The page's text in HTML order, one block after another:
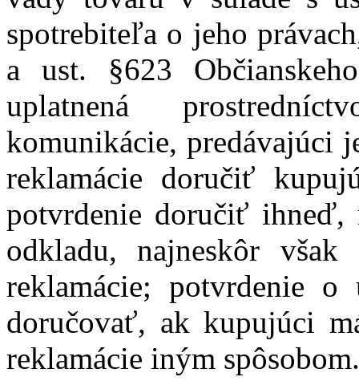
spotrebiteľa o jeho
a ust. §623
uplatnená
komunikácie, predávajúci
reklamácie doručiť
potvrdenie doručiť ihneď,
odkladu, najneskôr
reklamácie; potvrdenie o
doručovať, ak kupujúci
reklamácie iným spôsobom.